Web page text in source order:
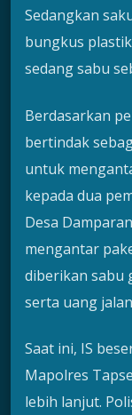
Sedangkan
bungkus
sedang sabu
Berdasarkan
bertindak
untuk
kepada dua
Desa
mengantar
diberikan sabu
serta uang
Saat ini, IS
Mapolres
lebih lanjut.